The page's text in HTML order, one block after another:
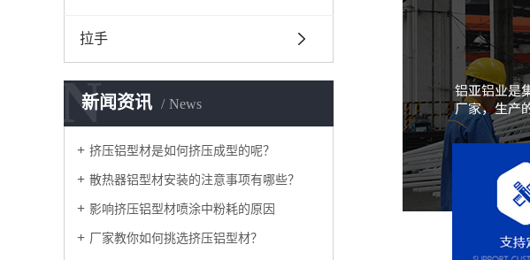
拉手
新闻资讯 News
N
挤压铝型材是如何挤压成型的呢？
散热器铝型材安装的注意事项有哪些？
影响挤压铝型材喷涂中粉耗的原因
厂家教你如何挑选挤压铝型材？